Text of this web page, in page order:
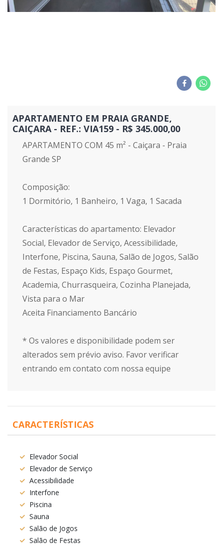
APARTAMENTO EM PRAIA GRANDE,
CAIÇARA - REF.: VIA159 - R$ 345.000,00
APARTAMENTO COM 45 m² - Caiçara - Praia
Grande SP
Composição:
1 Dormitório, 1 Banheiro, 1 Vaga, 1 Sacada
Características do apartamento: Elevador
Social, Elevador de Serviço, Acessibilidade,
Interfone, Piscina, Sauna, Salão de Jogos, Salão
de Festas, Espaço Kids, Espaço Gourmet,
Academia, Churrasqueira, Cozinha Planejada,
Vista para o Mar
Aceita Financiamento Bancário
* Os valores e disponibilidade podem ser
alterados sem prévio aviso. Favor verificar
entrando em contato com nossa equipe
CARACTERÍSTICAS
Elevador Social
Elevador de Serviço
Acessibilidade
Interfone
Piscina
Sauna
Salão de Jogos
Salão de Festas